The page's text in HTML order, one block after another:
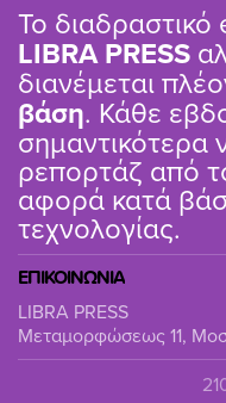
Το διαδραστικό
LIBRA PRESS
διανέμεται
βάση. Κάθε
σημαντικότερα
ρεπορτάζ από
αφορά κατά
τεχνολογίας.
ΕΠΙΚΟΙΝΩΝΙΑ
LIBRA PRESS
Μεταμορφώσεως 11,